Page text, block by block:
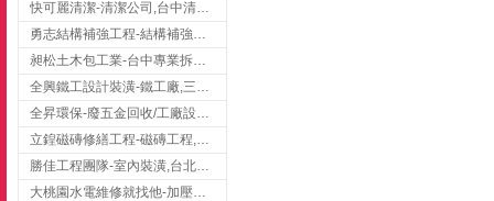
快可麗清潔-清潔公司,台中清潔公司,台中居家清潔
勇志結構補強工程-結構補強工程 ,桃園結構補強工程,龍潭結構補強工程
昶松土木包工業-台中專業拆除工程/挖土機出租
全興鐵工設計裝潢-鐵工廠,三峽鐵工廠,台北鐵工廠
全昇環保-廢五金回收/工廠設備收購/機械設備回收/高價收購廠房設備
立鍠磁磚修繕工程-磁磚工程,磁磚修補,新竹磁磚工程
勝佳工程團隊-室內裝潢,台北房屋裝修,三重室內裝修
大桃園水電維修就找他-加壓馬達,抽水馬達,桃園水電行,中壢水電